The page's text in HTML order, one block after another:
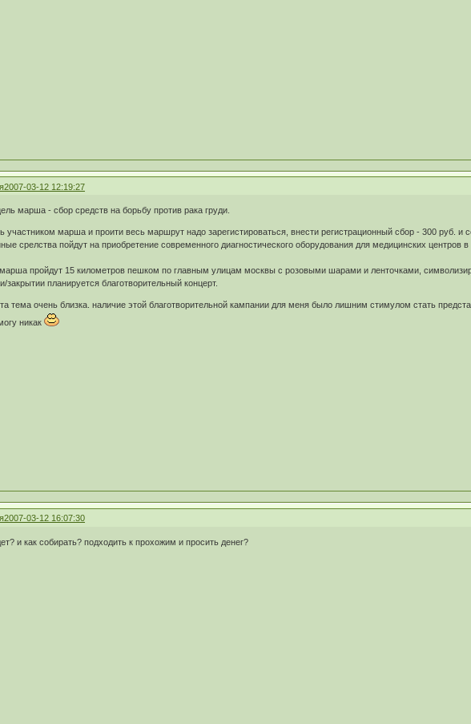
2007-03-12 12:19:27
марша - сбор средств на борьбу против рака груди.
участником марша и проити весь маршрут надо зарегистироваться, внести регистрационный сбор - 300 руб. и
срелства пойдут на приобретение современного диагностического оборудования для медицинских центров
пройдут 15 километров пешком по главным улицам москвы с розовыми шарами и ленточками,
закрытии планируется благотворительный концерт.
тема очень близка. наличие этой благотворительной кампании для меня было лишним стимулом стать
никак
2007-03-12 16:07:30
и как собирать? подходить к прохожим и просить денег?